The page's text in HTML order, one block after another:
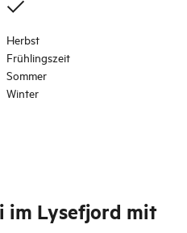
Herbst
Frühlingszeit
Sommer
Winter
im Lysefjord mit